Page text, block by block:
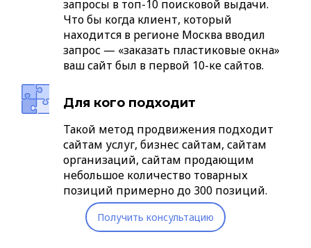
запросы в топ-10 поисковой выдачи.
Что бы когда клиент, который
находится в регионе Москва вводил
запрос — «заказать пластиковые окна»
ваш сайт был в первой 10-ке сайтов.
Для кого подходит
Такой метод продвижения подходит
сайтам услуг, бизнес сайтам, сайтам
организаций, сайтам продающим
небольшое количество товарных
позиций примерно до 300 позиций.
Получить консультацию